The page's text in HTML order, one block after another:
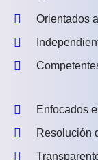
Orientados
Enfocados
Resolución